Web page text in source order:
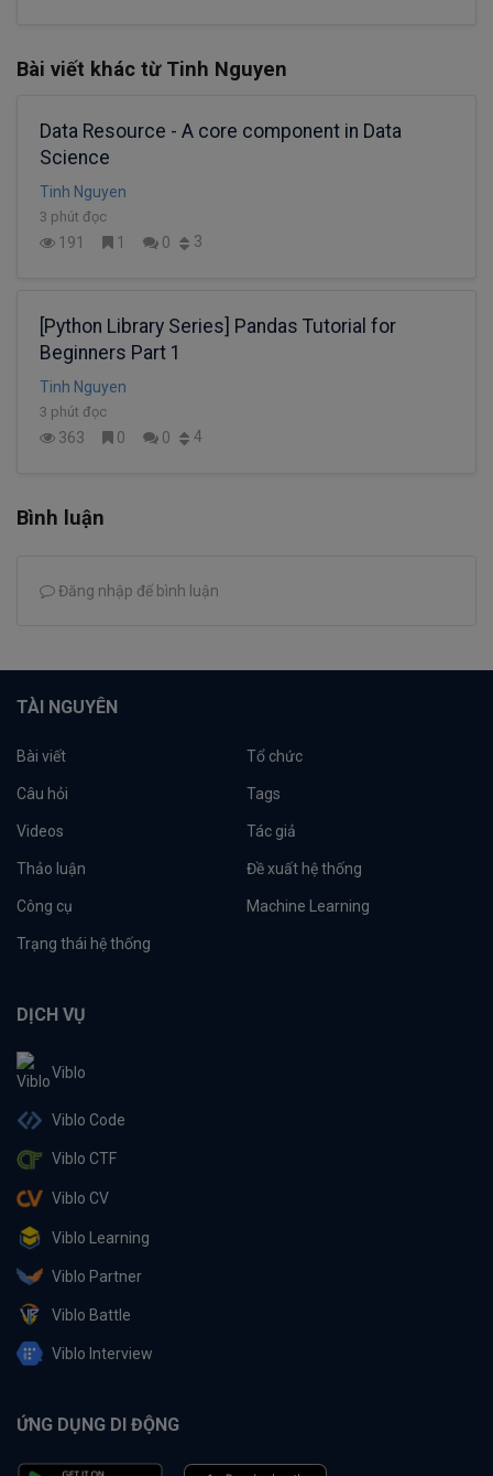
Bài viết khác từ Tinh Nguyen
Data Resource - A core component in Data
Science
Tinh Nguyen
3 phút đọc
191 1 0 3
[Python Library Series] Pandas Tutorial for
Beginners Part 1
Tinh Nguyen
3 phút đọc
363 0 0 4
Bình luận
Đăng nhập để bình luận
TÀI NGUYÊN
Bài viết Tổ chức
Câu hỏi Tags
Videos Tác giả
Thảo luận Đề xuất hệ thống
Công cụ Machine Learning
Trạng thái hệ thống
DỊCH VỤ
Viblo
Viblo Code
Viblo CTF
Viblo CV
Viblo Learning
Viblo Partner
Viblo Battle
Viblo Interview
ỨNG DỤNG DI ĐỘNG